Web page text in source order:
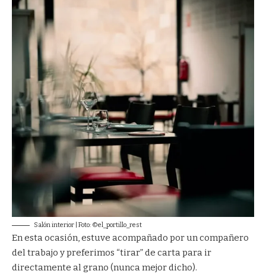
Salón interior | Foto: ©el_portillo_rest
En esta ocasión, estuve acompañado por un compañero
del trabajo y preferimos “tirar” de carta para ir
directamente al grano (nunca mejor dicho).